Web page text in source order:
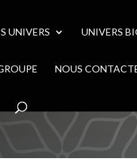
UNIVERS UNIVERS
NOUS